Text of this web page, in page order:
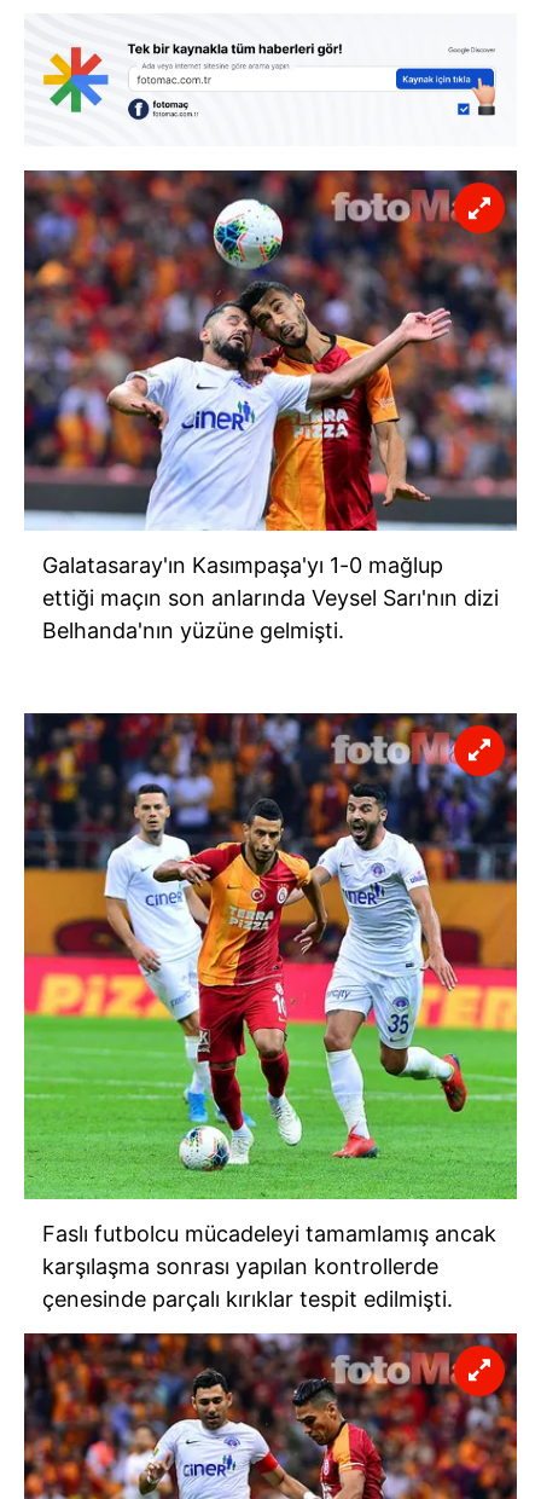
Galatasaray'ın Kasımpaşa'yı 1-0 mağlup
ettiği maçın son anlarında Veysel Sarı'nın dizi
Belhanda'nın yüzüne gelmişti.
Faslı futbolcu mücadeleyi tamamlamış ancak
karşılaşma sonrası yapılan kontrollerde
çenesinde parçalı kırıklar tespit edilmişti.